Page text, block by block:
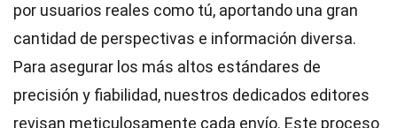
por usuarios reales como tú, aportando una gran
cantidad de perspectivas e información diversa.
Para asegurar los más altos estándares de
precisión y fiabilidad, nuestros dedicados editores
revisan meticulosamente cada envío. Este proceso